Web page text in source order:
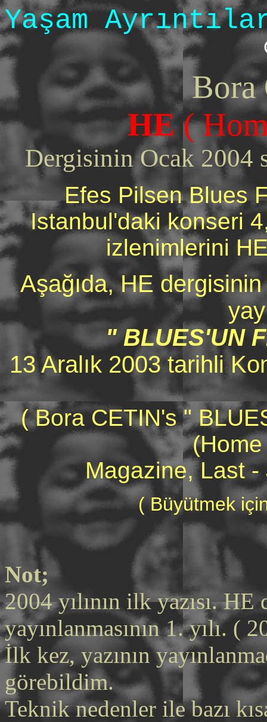
Yaşam
HE(
Dergisinin Ocak 2004
Efes Pilsen Blues
Istanbul'daki konseri
izlenimlerini
Aşağıda, HE
" BLUES'UN
13 Aralık 2003 tarihli
( Bora CETIN's "
Magazine, Last
( Büyütmek
Not;
2004 yılının ilk yazısı. HE
yayınlanmasının 1. yılı. (
İlk kez, yazının
görebildim.
Teknik nedenler ile bazı